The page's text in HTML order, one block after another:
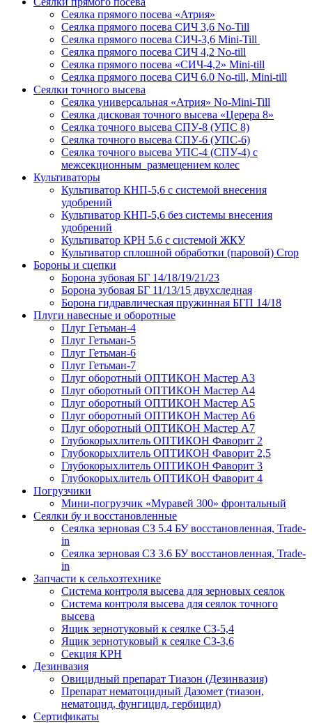
Сеялка прямого посева «Атрия»
Сеялка прямого посева СИЧ 3,6 No-Till
Сеялка прямого посева СИЧ-3,6 Mini-Till
Сеялка прямого посева СИЧ 4,2 No-till
Сеялка прямого посева «СИЧ-4,2» Mini-till
Сеялка прямого посева СИЧ 6.0 No-till, Mini-till
Сеялки точного высева
Сеялка универсальная «Атрия» No-Mini-Till
Сеялка дисковая точного высева «Церера 8»
Сеялка точного высева СПУ-8 (УПС 8)
Сеялка точного высева СПУ-6 (УПС-6)
Сеялка точного высева УПС-4 (СПУ-4) с
межсекционным размещением колес
Культиваторы
Культиватор КНП-5,6 с системой внесения
удобрений
Культиватор КНП-5,6 без системы внесения
удобрений
Культиватор КРН 5.6 с системой ЖКУ
Культиватор сплошной обработки (паровой) Crop
Бороны и сцепки
Борона зубовая БГ 14/18/19/21/23
Борона зубовая БГ 11/13/15 двухследная
Борона гидравлическая пружинная БГП 14/18
Плуги навесные и оборотные
Плуг Гетьман-4
Плуг Гетьман-5
Плуг Гетьман-6
Плуг Гетьман-7
Плуг оборотный ОПТИКОН Мастер А3
Плуг оборотный ОПТИКОН Мастер А4
Плуг оборотный ОПТИКОН Мастер А5
Плуг оборотный ОПТИКОН Мастер А6
Плуг оборотный ОПТИКОН Мастер А7
Глубокорыхлитель ОПТИКОН Фаворит 2
Глубокорыхлитель ОПТИКОН Фаворит 2,5
Глубокорыхлитель ОПТИКОН Фаворит 3
Глубокорыхлитель ОПТИКОН Фаворит 4
Погрузчики
Мини-погрузчик «Муравей 300» фронтальный
Сеялки бу и восстановленные
Сеялка зерновая СЗ 5.4 БУ восстановленная, Trade-
in
Сеялка зерновая СЗ 3.6 БУ восстановленная, Trade-
in
Запчасти к сельхозтехнике
Система контроля высева для зерновых сеялок
Система контроля высева для сеялок точного
высева
Ящик зернотуковый к сеялке СЗ-5,4
Ящик зернотуковый к сеялке СЗ-3,6
Секция КРН
Дезинвазия
Овицидный препарат Тиазон (Дезинвазия)
Препарат нематоцидный Дазомет (тиазон,
нематоцид, фунгицид, гербицид)
Сертификаты